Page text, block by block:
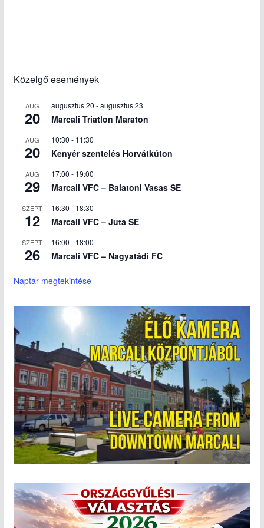
Közelgő események
AUG
20
augusztus 20 -augusztus 23
Marcali Triatlon Maraton
AUG
20
10:30 - 11:30
Kenyér szentelés Horvátkúton
AUG
29
17:00 - 19:00
Marcali VFC – Balatoni Vasas SE
SZEPT
12
16:30 - 18:30
Marcali VFC – Juta SE
SZEPT
26
16:00 - 18:00
Marcali VFC – Nagyatádi FC
Naptár megtekintése